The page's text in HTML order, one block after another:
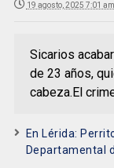
19 agosto, 2025 7:01 am
Sicarios
de 23 años,
cabeza.El
En Lérida:
Departamental